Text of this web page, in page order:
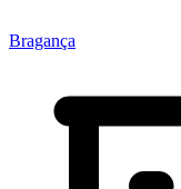
Bragança